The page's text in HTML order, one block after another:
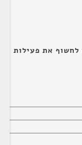
לחשוף את פעילות